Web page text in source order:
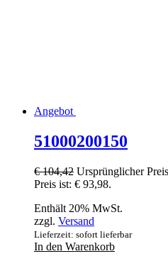
Angebot
51000200150
€104,42 Ursprünglicher
Preis ist: € 93,98.
Enthält 20% MwSt.
zzgl. Versand
Lieferzeit: sofort lieferbar
In den Warenkorb